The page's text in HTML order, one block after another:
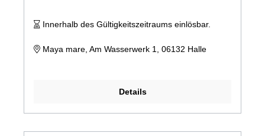
Innerhalb des Gültigkeitszeitraums einlösbar.
Maya mare, Am Wasserwerk 1, 06132 Halle
Details